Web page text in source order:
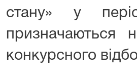
стану» у
призначаються
конкурсного